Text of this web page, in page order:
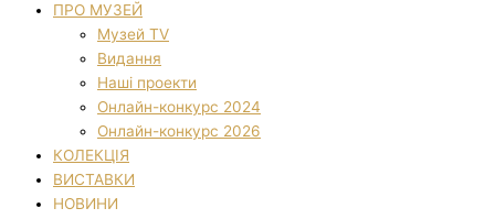
ПРО МУЗЕЙ
Музей TV
Видання
Наші проекти
Онлайн-конкурс 2024
Онлайн-конкурс 2026
КОЛЕКЦІЯ
ВИСТАВКИ
НОВИНИ